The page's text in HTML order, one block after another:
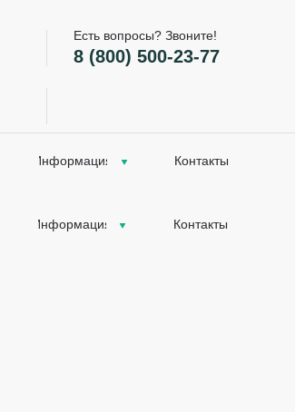
Есть вопросы? Звоните!
8 (800) 500-23-77
Контакты
Информация
Контакты
Информация